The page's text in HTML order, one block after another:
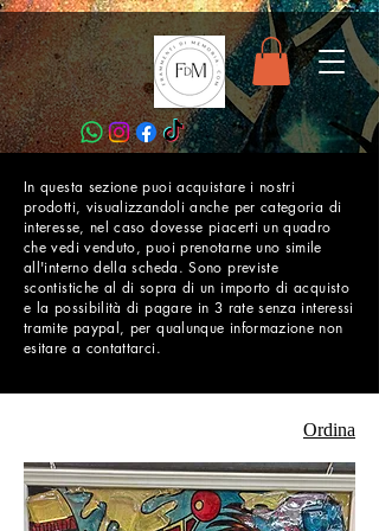
In questa sezione puoi acquistare i nostri
prodotti, visualizzandoli anche per categoria di
interesse, nel caso dovesse piacerti un quadro
che vedi venduto, puoi prenotarne uno simile
all'interno della scheda. Sono previste
scontistiche al di sopra di un importo di acquisto
e la possibilità di pagare in 3 rate senza interessi
tramite paypal, per qualunque informazione non
esitare a contattarci.
Ordina